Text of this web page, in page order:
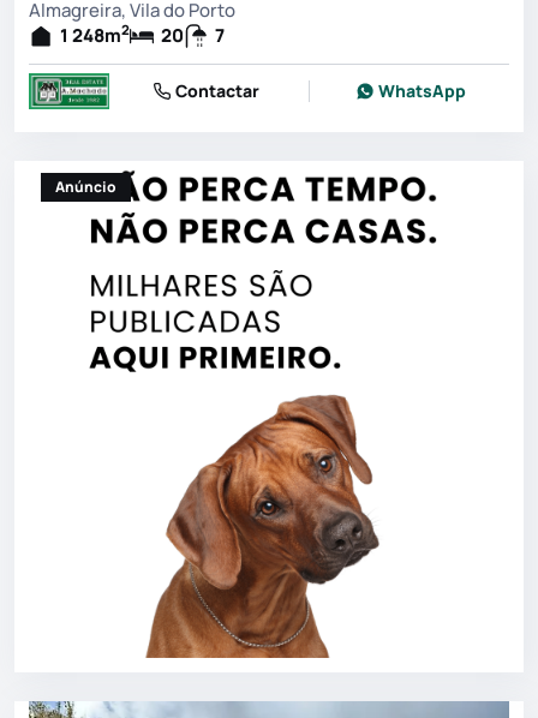
Almagreira, Vila do Porto
1 248m2 20 7
Contactar WhatsApp
Anúncio